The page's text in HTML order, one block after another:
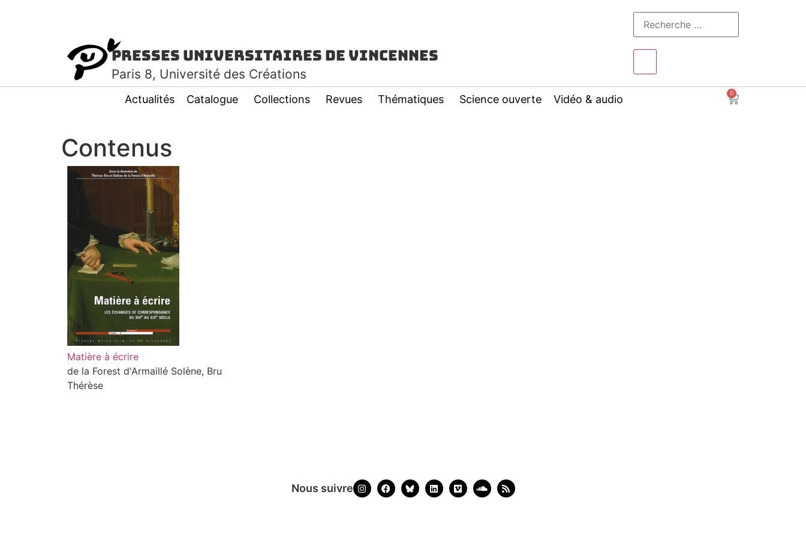
Presses Universitaires de Vincennes
Paris 8, Université des Créations
Actualités Catalogue Collections Revues Thématiques Science ouverte Vidéo & audio 0
Contenus
Matière à écrire
de la Forest d'Armaillé Solène, Bru
Thérèse
Nous suivre